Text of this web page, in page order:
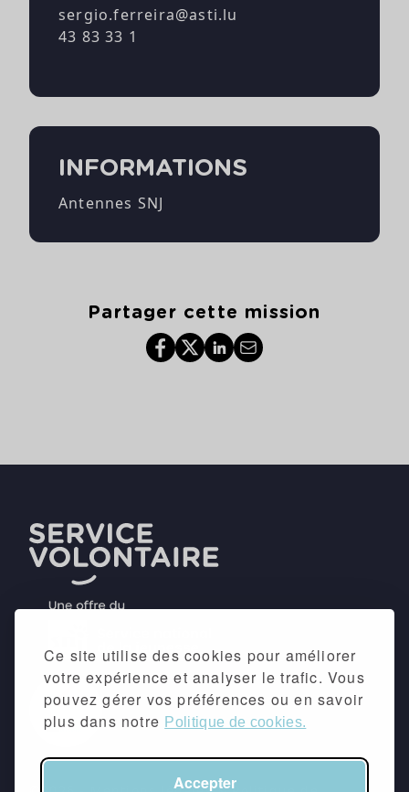
Ce site utilise des cookies pour améliorer
votre expérience et analyser le trafic. Vous
pouvez gérer vos préférences ou en savoir
plus dans notre Politique de cookies.
Accepter
sergio.ferreira@asti.lu
43 83 33 1
INFORMATIONS
Antennes SNJ
Partager cette mission